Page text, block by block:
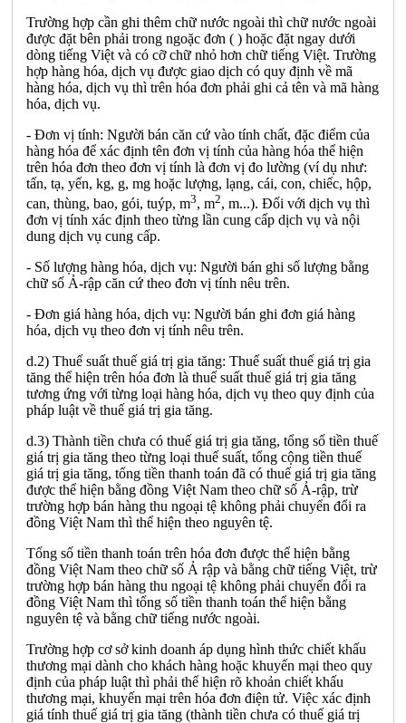
Trường hợp cần ghi thêm chữ nước ngoài thì chữ nước ngoài
được đặt bên phải trong ngoặc đơn ( ) hoặc đặt ngay dưới
dòng tiếng Việt và có cỡ chữ nhỏ hơn chữ tiếng Việt. Trường
hợp hàng hóa, dịch vụ được giao dịch có quy định về mã
hàng hóa, dịch vụ thì trên hóa đơn phải ghi cả tên và mã hàng
hóa, dịch vụ.
- Đơn vị tính: Người bán căn cứ vào tính chất, đặc điểm của
hàng hóa để xác định tên đơn vị tính của hàng hóa thể hiện
trên hóa đơn theo đơn vị tính là đơn vị đo lường (ví dụ như:
tấn, tạ, yến, kg, g, mg hoặc lượng, lạng, cái, con, chiếc, hộp,
can, thùng, bao, gói, tuýp, m3, m2, m...). Đối với dịch vụ thì
đơn vị tính xác định theo từng lần cung cấp dịch vụ và nội
dung dịch vụ cung cấp.
- Số lượng hàng hóa, dịch vụ: Người bán ghi số lượng bằng
chữ số Ả-rập căn cứ theo đơn vị tính nêu trên.
- Đơn giá hàng hóa, dịch vụ: Người bán ghi đơn giá hàng
hóa, dịch vụ theo đơn vị tính nêu trên.
d.2) Thuế suất thuế giá trị gia tăng: Thuế suất thuế giá trị gia
tăng thể hiện trên hóa đơn là thuế suất thuế giá trị gia tăng
tương ứng với từng loại hàng hóa, dịch vụ theo quy định của
pháp luật về thuế giá trị gia tăng.
d.3) Thành tiền chưa có thuế giá trị gia tăng, tổng số tiền thuế
giá trị gia tăng theo từng loại thuế suất, tổng cộng tiền thuế
giá trị gia tăng, tổng tiền thanh toán đã có thuế giá trị gia tăng
được thể hiện bằng đồng Việt Nam theo chữ số Ả-rập, trừ
trường hợp bán hàng thu ngoại tệ không phải chuyển đổi ra
đồng Việt Nam thì thể hiện theo nguyên tệ.
Tổng số tiền thanh toán trên hóa đơn được thể hiện bằng
đồng Việt Nam theo chữ số Ả rập và bằng chữ tiếng Việt, trừ
trường hợp bán hàng thu ngoại tệ không phải chuyển đổi ra
đồng Việt Nam thì tổng số tiền thanh toán thể hiện bằng
nguyên tệ và bằng chữ tiếng nước ngoài.
Trường hợp cơ sở kinh doanh áp dụng hình thức chiết khấu
thương mại dành cho khách hàng hoặc khuyến mại theo quy
định của pháp luật thì phải thể hiện rõ khoản chiết khấu
thương mại, khuyến mại trên hóa đơn điện tử. Việc xác định
giá tính thuế giá trị gia tăng (thành tiền chưa có thuế giá trị